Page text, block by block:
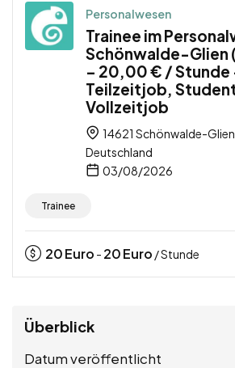
Personalwesen
Trainee im
Schönwalde-
– 20,00 € / Stunde
Teilzeitjob,
Vollzeitjob
14621 Schönwalde-
Deutschland
03/08/2026
Trainee
20Euro - 20Euro / Stunde
Überblick
Datum veröffentlicht